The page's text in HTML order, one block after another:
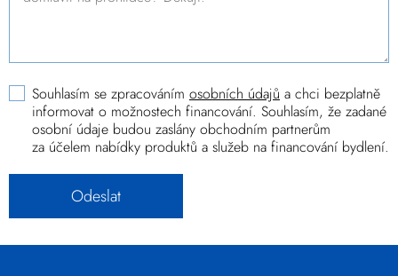
Souhlasím se zpracováním osobních údajů a chci bezplatně
informovat o možnostech financování. Souhlasím, že zadané
osobní údaje budou zaslány obchodním partnerům
za účelem nabídky produktů a služeb na financování bydlení.